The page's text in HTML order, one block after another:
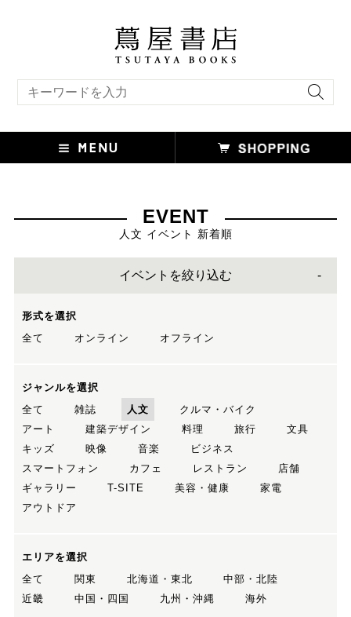
EVENT
人文 イベント 新着順
イベントを絞り込む
形式を選択
全て
オンライン オフライン
ジャンルを選択
全て
雑誌 人文
クルマ・バイク
アート
建築デザイン 料理 旅行
文具
キッズ
映像 音楽
ビジネス
スマートフォン
カフェ レストラン
店舗
ギャラリー
T-SITE 美容・健康
家電
アウトドア
エリアを選択
全て
関東 北海道・東北
中部・北陸
近畿
中国・四国 九州・沖縄 海外